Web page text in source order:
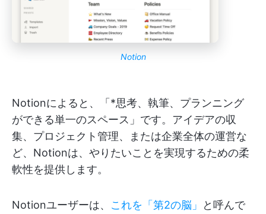
Notion
Notionによると、「*思考、執筆、プランニング
ができる単一のスペース」です。アイデアの収
集、プロジェクト管理、または企業全体の運営な
ど、Notionは、やりたいことを実現するための柔
軟性を提供します。
Notionユーザーは、 これを「第2の脳」
と呼んで